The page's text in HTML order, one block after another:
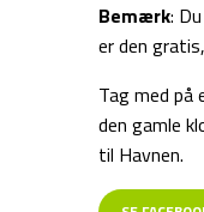
Bemærk:
er den
Tag med
den gamle
til Havnen.